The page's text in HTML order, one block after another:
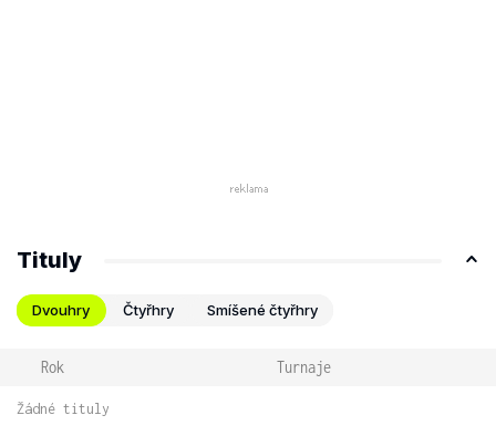
Tituly
Dvouhry Čtyřhry Smíšené čtyřhry
Rok Turnaje
Žádné tituly